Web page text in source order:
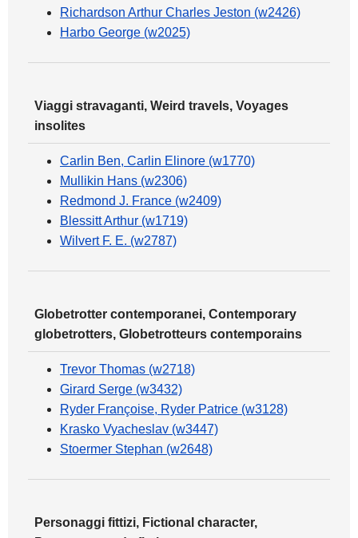
Richardson Arthur Charles Jeston (w2426)
Harbo George (w2025)
Viaggi stravaganti, Weird travels, Voyages
insolites
Carlin Ben, Carlin Elinore (w1770)
Mullikin Hans (w2306)
Redmond J. France (w2409)
Blessitt Arthur (w1719)
Wilvert F. E. (w2787)
Globetrotter contemporanei, Contemporary
globetrotters, Globetrotteurs contemporains
Trevor Thomas (w2718)
Girard Serge (w3432)
Ryder Françoise, Ryder Patrice (w3128)
Krasko Vyacheslav (w3447)
Stoermer Stephan (w2648)
Personaggi fittizi, Fictional character,